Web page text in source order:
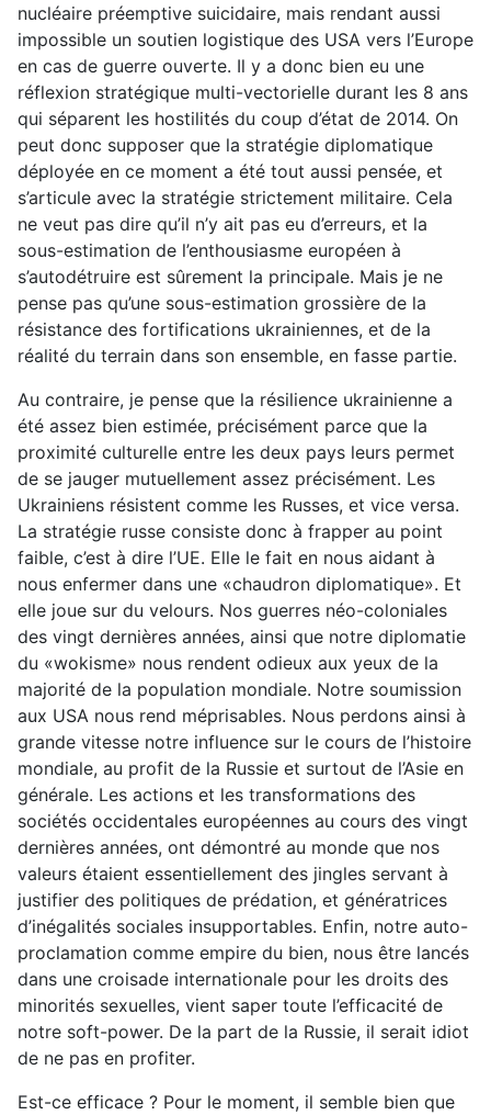
nucléaire préemptive suicidaire, mais rendant aussi
impossible un soutien logistique des USA vers l’Europe
en cas de guerre ouverte. Il y a donc bien eu une
réflexion stratégique multi-vectorielle durant les 8 ans
qui séparent les hostilités du coup d’état de 2014. On
peut donc supposer que la stratégie diplomatique
déployée en ce moment a été tout aussi pensée, et
s’articule avec la stratégie strictement militaire. Cela
ne veut pas dire qu’il n’y ait pas eu d’erreurs, et la
sous-estimation de l’enthousiasme européen à
s’autodétruire est sûrement la principale. Mais je ne
pense pas qu’une sous-estimation grossière de la
résistance des fortifications ukrainiennes, et de la
réalité du terrain dans son ensemble, en fasse partie.
Au contraire, je pense que la résilience ukrainienne a
été assez bien estimée, précisément parce que la
proximité culturelle entre les deux pays leurs permet
de se jauger mutuellement assez précisément. Les
Ukrainiens résistent comme les Russes, et vice versa.
La stratégie russe consiste donc à frapper au point
faible, c’est à dire l’UE. Elle le fait en nous aidant à
nous enfermer dans une «chaudron diplomatique». Et
elle joue sur du velours. Nos guerres néo-coloniales
des vingt dernières années, ainsi que notre diplomatie
du «wokisme» nous rendent odieux aux yeux de la
majorité de la population mondiale. Notre soumission
aux USA nous rend méprisables. Nous perdons ainsi à
grande vitesse notre influence sur le cours de l’histoire
mondiale, au profit de la Russie et surtout de l’Asie en
générale. Les actions et les transformations des
sociétés occidentales européennes au cours des vingt
dernières années, ont démontré au monde que nos
valeurs étaient essentiellement des jingles servant à
justifier des politiques de prédation, et génératrices
d’inégalités sociales insupportables. Enfin, notre auto-
proclamation comme empire du bien, nous être lancés
dans une croisade internationale pour les droits des
minorités sexuelles, vient saper toute l’efficacité de
notre soft-power. De la part de la Russie, il serait idiot
de ne pas en profiter.
Est-ce efficace ? Pour le moment, il semble bien que